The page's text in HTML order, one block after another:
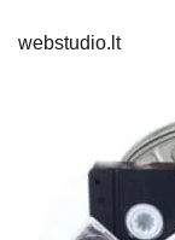
webstudio.lt